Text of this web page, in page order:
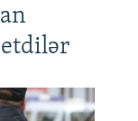
etdilər